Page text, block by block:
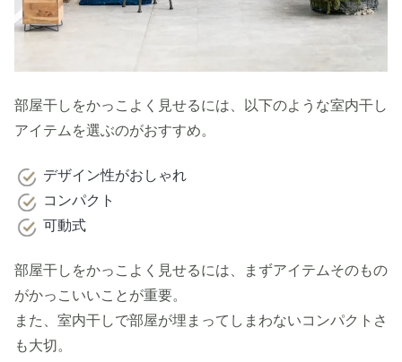
部屋干しをかっこよく見せるには、以下のような室内干し
アイテムを選ぶのがおすすめ。
デザイン性がおしゃれ
コンパクト
可動式
部屋干しをかっこよく見せるには、まずアイテムそのもの
がかっこいいことが重要。
また、室内干しで部屋が埋まってしまわないコンパクトさ
も大切。